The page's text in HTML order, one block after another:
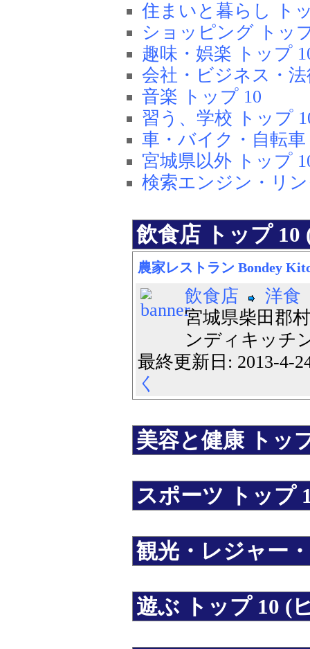
住まいと暮らし ト
ショッピング トッ
趣味・娯楽 トップ
会社・ビジネス・
音楽 トップ 10
習う、学校 トップ
車・バイク・自転
宮城県以外 トップ
検索エンジン・リ
飲食店 トップ 10
農家レストラン Bondey
飲食店 洋食
宮城県柴田郡
ンディキッチ
最終更新日: 2013-
く
美容と健康 トッ
スポーツ トップ
観光・レジャー
遊ぶ トップ 10 (